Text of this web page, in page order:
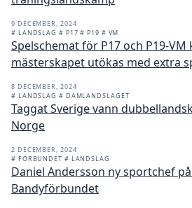
9 DECEMBER, 2024
# LANDSLAG # P17# P19 # VM
Spelschemat för P17 och P19-VM
mästerskapet utökas med extra
8 DECEMBER, 2024
# LANDSLAG # DAMLANDSLAGET
Taggat Sverige vann
Norge
2 DECEMBER, 2024
# FÖRBUNDET # LANDSLAG
Daniel Andersson ny sportchef
Bandyförbundet